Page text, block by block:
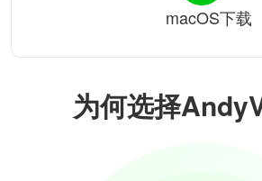
为何选择
macOS下载